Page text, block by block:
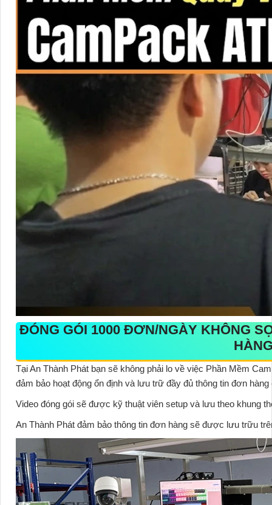
ĐÓNG GÓI 1000 ĐƠN/NGÀY KHÔNG
Tại An Thành Phát bạn sẽ không phải lo về việc Phần Mềm
đảm bảo hoạt động ổn định và lưu trữ đầy đủ thông tin đơn hàng
Video đóng gói sẽ được kỹ thuật viên setup và lưu theo khung
An Thành Phát đảm bảo thông tin đơn hàng sẽ được lưu trữu